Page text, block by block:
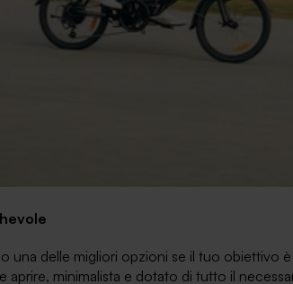
una delle migliori opzioni se il tuo obiettivo
aprire, minimalista e dotato di tutto il